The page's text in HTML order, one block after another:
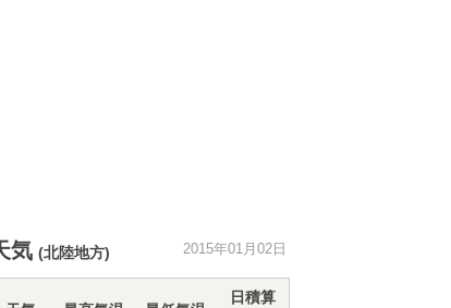
気 (北陸地方) 2015年01月02日
日積算